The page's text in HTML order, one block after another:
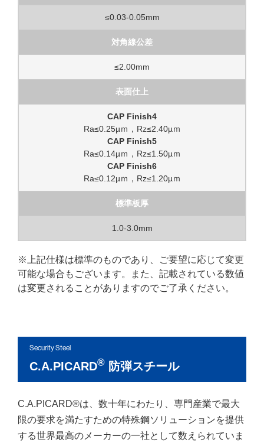
≤0.03-0.05mm
対角線公差
≤2.00mm
表面仕上
CAP Finish4
Ra≤0.25µｍ，Rz≤2.40µｍ
CAP Finish5
Ra≤0.14µｍ，Rz≤1.50µｍ
CAP Finish6
Ra≤0.12µｍ，Rz≤1.20µｍ
標準板厚
1.0-3.0mm
※上記仕様は標準のものであり、ご要望に応じて変更
可能な場合もございます。また、記載されている数値
は変更されることがありますのでご了承ください。
Security Steel
C.A.PICARD® 防弾スチール
C.A.PICARD®は、数十年にわたり、専門産業で最大
限の要求を満たすための特殊鋼ソリューションを提供
する世界最高のメーカーの一社として数えられていま